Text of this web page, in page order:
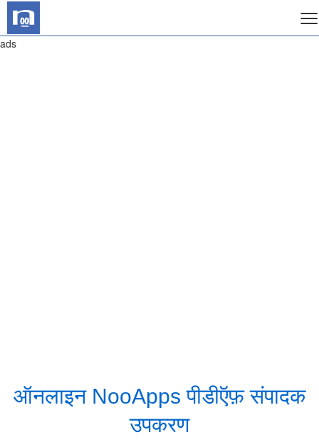
≡
ads
ऑनलाइन NooApps पीडीऍफ़ संपादक
उपकरण